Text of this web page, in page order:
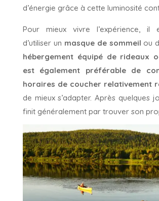
d’énergie grâce à cette luminosité
Pour mieux vivre l’expérience, il
d’utiliser un masque de sommeil ou
hébergement équipé de rideaux
est également préférable de
horaires de coucher relativement
de mieux s’adapter. Après quelques
finit généralement par trouver son